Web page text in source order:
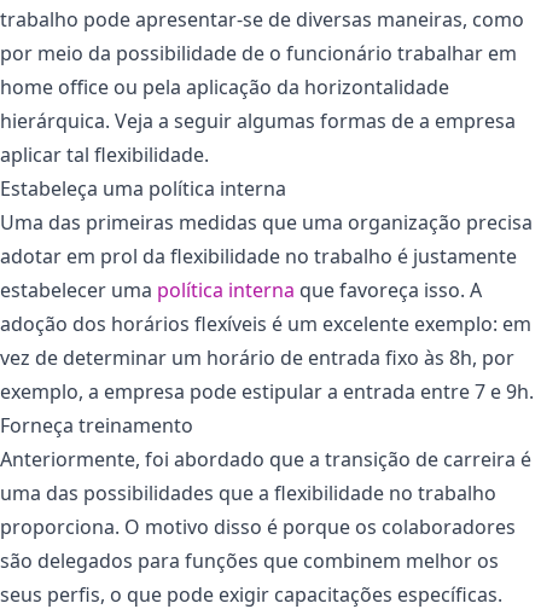
trabalho pode apresentar-se de diversas maneiras, como
por meio da possibilidade de o funcionário trabalhar em
home office ou pela aplicação da horizontalidade
hierárquica. Veja a seguir algumas formas de a empresa
aplicar tal flexibilidade.
Estabeleça uma política interna
Uma das primeiras medidas que uma organização precisa
adotar em prol da flexibilidade no trabalho é justamente
estabelecer uma política interna que favoreça isso. A
adoção dos horários flexíveis é um excelente exemplo: em
vez de determinar um horário de entrada fixo às 8h, por
exemplo, a empresa pode estipular a entrada entre 7 e 9h.
Forneça treinamento
Anteriormente, foi abordado que a transição de carreira é
uma das possibilidades que a flexibilidade no trabalho
proporciona. O motivo disso é porque os colaboradores
são delegados para funções que combinem melhor os
seus perfis, o que pode exigir capacitações específicas.